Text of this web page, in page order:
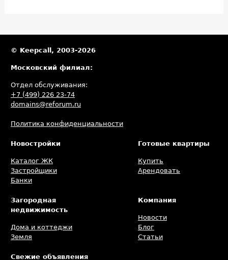
© Keepcall, 2003-2026
Московский филиал:
Отдел обслуживания:
+7 (499) 226 23-74
domains@reforum.ru
Политика конфиденциальности
Новостройки
Каталог ЖК
Застройщики
Банки
Готовые квартиры
Купить
Арендовать
Загородная
недвижимость
Дома и коттеджи
Земля
Компания
Новости
Блог
Статьи
Свежие объявления